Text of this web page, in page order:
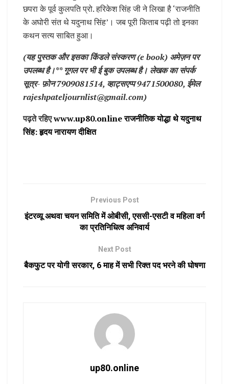
छपरा के पूर्व कुलपति प्रो. हरिकेश सिंह जी ने लिखा है ‘राजनीति
के अघोरी संत थे यदुनाथ सिंह’। जब पूरी किताब पढ़ी तो इनका
कथन सत्य साबित हुआ।
(यह पुस्तक और इसका किंडले संस्करण (e book) अमेज़न पर
उपलब्ध है।** गूगल पर भी ई बुक उपलब्ध है। लेखक का संपर्क
सूत्र- फ़ोन 7909081514, व्हाट्सएप्प 9471500080, ईमेल
rajeshpateljournlist@gmail.com)
पढ़ते रहिएwww.up80.online राजनीतिक योद्धा थे यदुनाथ
सिंह: हृदय नारायण दीक्षित
Previous Post
इंटरव्यू अथवा चयन समिति में ओबीसी, एससी-एसटी व महिला वर्ग
का प्रतिनिधित्व अनिवार्य
Next Post
बैकफुट पर योगी सरकार, 6 माह में सभी रिक्त पद भरने की घोषणा
up80.online